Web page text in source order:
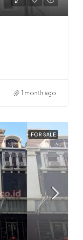
1 month ago
FOR SALE